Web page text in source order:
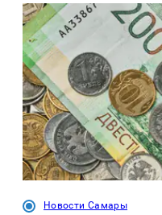
Новости Самары